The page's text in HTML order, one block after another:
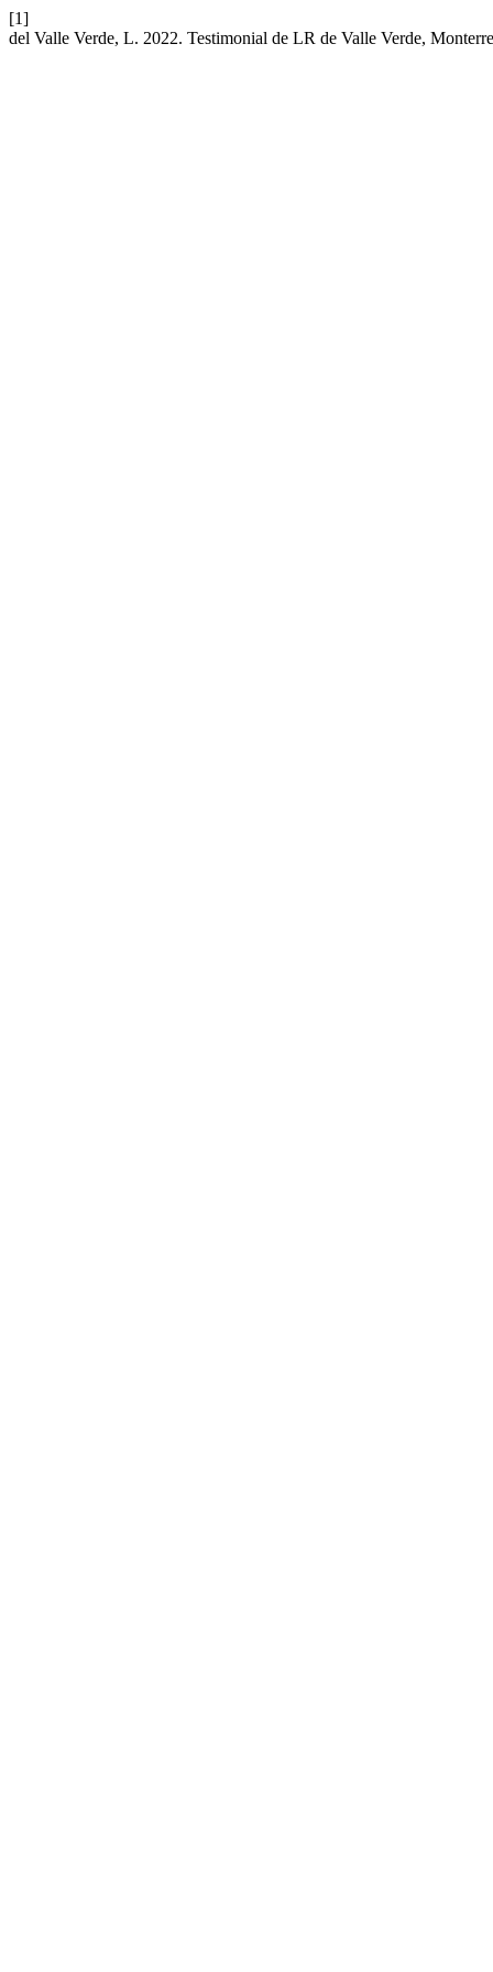
[1]
del Valle Verde, L. 2022. Testimonial de LR de Valle Verde,